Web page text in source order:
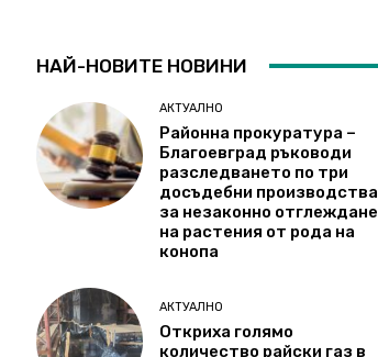
НАЙ-НОВИТЕ НОВИНИ
АКТУАЛНО
Районна прокуратура –
Благоевград ръководи
разследването по три
досъдебни производства
за незаконно отглеждане
на растения от рода на
конопа
АКТУАЛНО
Откриха голямо
количество райски газ в